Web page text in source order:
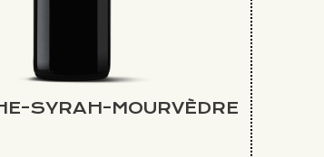
SYRAH-MOURVÈDRE